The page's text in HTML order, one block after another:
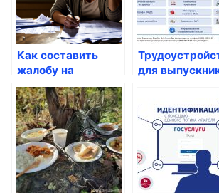
Как составить
жалобу на
переплату за ЖКУ
для